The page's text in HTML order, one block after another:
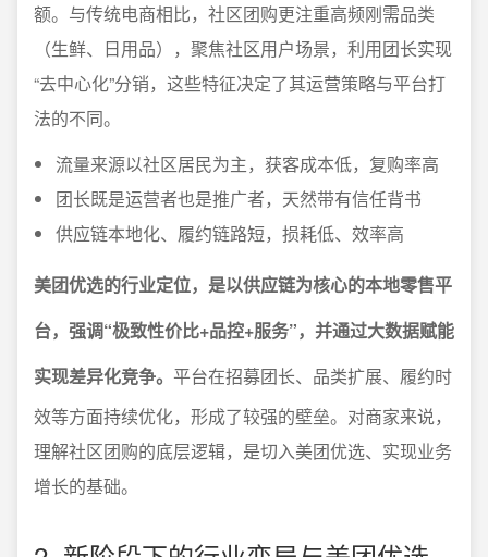
额。与传统电商相比，社区团购更注重高频刚需品类
（生鲜、日用品），聚焦社区用户场景，利用团长实现
“去中心化”分销，这些特征决定了其运营策略与平台打
法的不同。
流量来源以社区居民为主，获客成本低，复购率高
团长既是运营者也是推广者，天然带有信任背书
供应链本地化、履约链路短，损耗低、效率高
美团优选的行业定位，是以供应链为核心的本地零售平
台，强调“极致性价比+品控+服务”，并通过大数据赋能
实现差异化竞争。 平台在招募团长、品类扩展、履约时
效等方面持续优化，形成了较强的壁垒。对商家来说，
理解社区团购的底层逻辑，是切入美团优选、实现业务
增长的基础。